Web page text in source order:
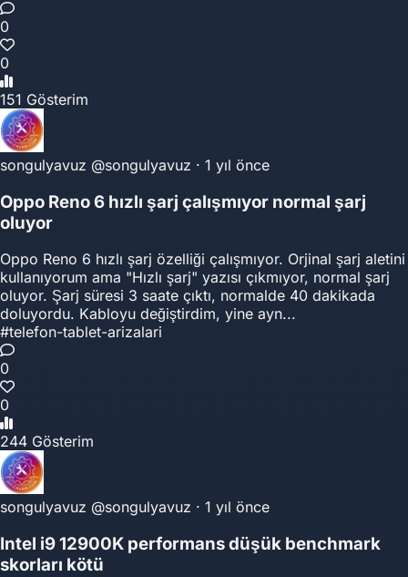
0
0
151 Gösterim
songulyavuz @songulyavuz · 1 yıl önce
Oppo Reno 6 hızlı şarj çalışmıyor normal şarj
oluyor
Oppo Reno 6 hızlı şarj özelliği çalışmıyor. Orjinal şarj aletini
kullanıyorum ama "Hızlı şarj" yazısı çıkmıyor, normal şarj
oluyor. Şarj süresi 3 saate çıktı, normalde 40 dakikada
doluyordu. Kabloyu değiştirdim, yine ayn...
#telefon-tablet-arizalari
0
0
244 Gösterim
songulyavuz @songulyavuz · 1 yıl önce
Intel i9 12900K performans düşük benchmark
skorları kötü